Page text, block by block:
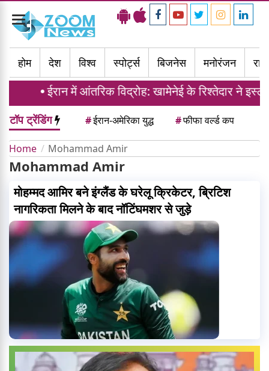
Toggle
navigation
होम
देश विश्व स्पोर्ट्स बिजनेस मनोरंजन
ईरान में आंतरिक विद्रोह: खामेनेई के रिश्तेदार ने
टॉप ट्रेंडिंग #ईरान-अमेरिका युद्ध #फीफा वर्ल्ड कप
Home Mohammad Amir
Mohammad Amir
मोहम्मद आमिर बने इंग्लैंड के घरेलू क्रिकेटर, ब्रिटिश
नागरिकता मिलने के बाद नॉटिंघमशर से जुड़े